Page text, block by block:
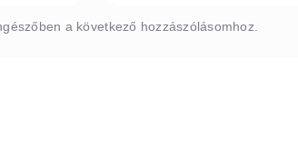
a következő hozzászólásomhoz.